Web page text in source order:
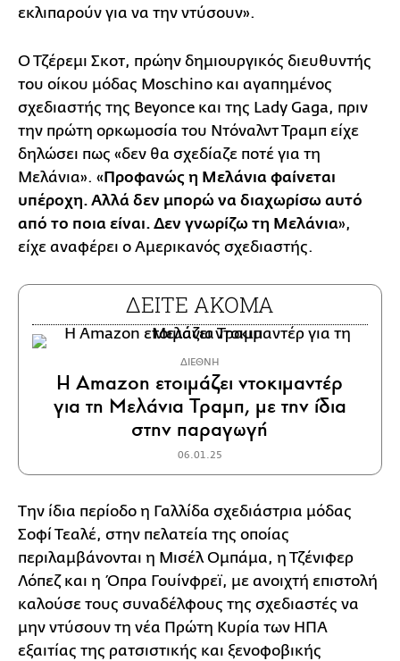
εκλιπαρούν για να την ντύσουν».
Ο Τζέρεμι Σκοτ, πρώην δημιουργικός διευθυντής
του οίκου μόδας Moschino και αγαπημένος
σχεδιαστής της Beyonce και της Lady Gaga, πριν
την πρώτη ορκωμοσία του Ντόναλντ Τραμπ είχε
δηλώσει πως «δεν θα σχεδίαζε ποτέ για τη
Μελάνια». «Προφανώς η Μελάνια φαίνεται
υπέροχη. Αλλά δεν μπορώ να διαχωρίσω αυτό
από το ποια είναι. Δεν γνωρίζω τη Μελάνια»,
είχε αναφέρει ο Αμερικανός σχεδιαστής.
ΔΕΙΤΕ ΑΚΟΜΑ
ΔΙΕΘΝΗ
Η Amazon ετοιμάζει ντοκιμαντέρ
για τη Μελάνια Τραμπ, με την ίδια
στην παραγωγή
06.01.25
Την ίδια περίοδο η Γαλλίδα σχεδιάστρια μόδας
Σοφί Τεαλέ, στην πελατεία της οποίας
περιλαμβάνονται η Μισέλ Ομπάμα, η Τζένιφερ
Λόπεζ και η Όπρα Γουίνφρεϊ, με ανοιχτή επιστολή
καλούσε τους συναδέλφους της σχεδιαστές να
μην ντύσουν τη νέα Πρώτη Κυρία των ΗΠΑ
εξαιτίας της ρατσιστικής και ξενοφοβικής